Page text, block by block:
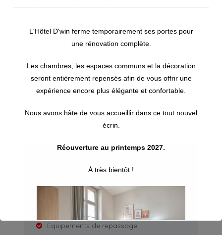
Équipements: coffre-fort, climatisation,
cheveux, produits d’accueil, télévision à écran
plat, service de réveil.
Une connexion Wi-Fi gratuite est disponible
du charme authentique de notre architecture
parisienne, nous ne disposons pas
Wifi gratuit
Non fumeur
Equipements de repassage
L'Hôtel D'win ferme temporairement ses portes pour
une rénovation complète.
Les chambres, les espaces communs et la décoration
seront entièrement repensés afin de vous offrir une
expérience encore plus élégante et confortable.
Nous avons hâte de vous accueillir dans ce tout nouvel
écrin.
Réouverture au printemps 2027.
À très bientôt !